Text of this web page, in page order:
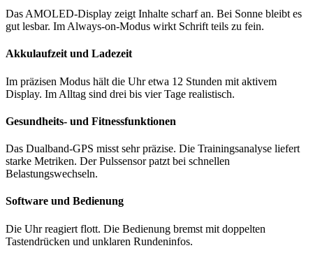
Das AMOLED-Display zeigt Inhalte scharf an. Bei Sonne bleibt es
gut lesbar. Im Always-on-Modus wirkt Schrift teils zu fein.
Akkulaufzeit und Ladezeit
Im präzisen Modus hält die Uhr etwa 12 Stunden mit aktivem
Display. Im Alltag sind drei bis vier Tage realistisch.
Gesundheits- und Fitnessfunktionen
Das Dualband-GPS misst sehr präzise. Die Trainingsanalyse liefert
starke Metriken. Der Pulssensor patzt bei schnellen
Belastungswechseln.
Software und Bedienung
Die Uhr reagiert flott. Die Bedienung bremst mit doppelten
Tastendrücken und unklaren Rundeninfos.